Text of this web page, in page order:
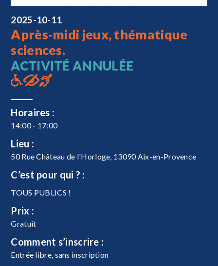
2025-10-11
Après-midi jeux, thématique
sciences.
ACTIVITÉ ANNULÉE
Horaires :
14:00 - 17:00
Lieu :
50 Rue Château de l'Horloge, 13090 Aix-en-Provence
C’est pour qui ? :
TOUS PUBLICS !
Prix :
Gratuit
Comment s’inscrire :
Entrée libre, sans inscription